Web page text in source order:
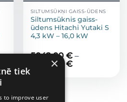
SILTUMSŪKŅI GAISS-ŪDENS
Siltumsūknis gaiss-
ūdens Hitachi Yutaki S
4,3 kW – 16,0 kW
5042,00€–
8694,00€
×
tiek
to improve user